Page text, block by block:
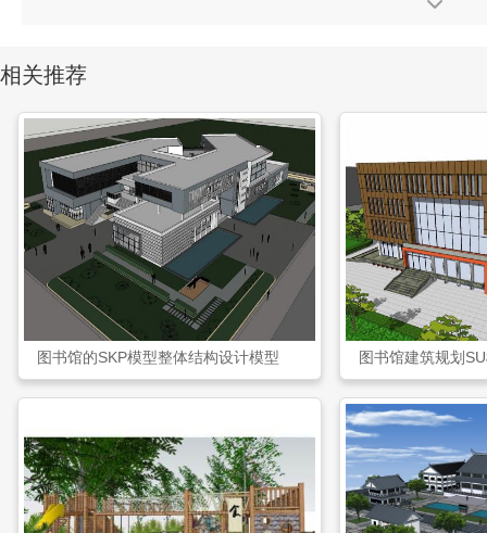
相关推荐
图书馆的SKP模型整体结构设计模型 图书馆建筑规划